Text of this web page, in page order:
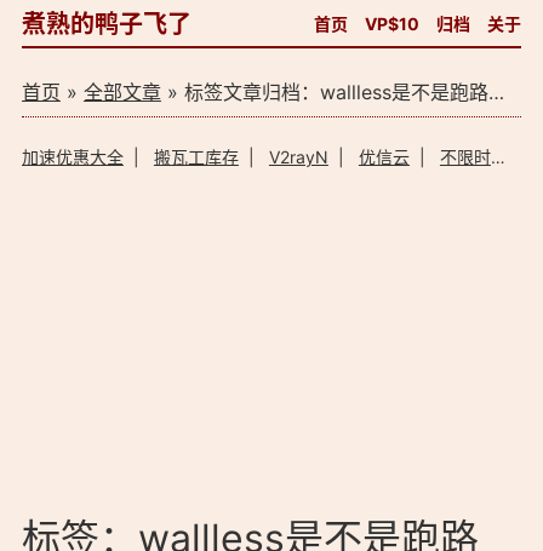
煮熟的鸭子飞了 首页 VP$10 归档 关于
首页 » 全部文章» 标签文章归档：wallless是不是跑路了？（1）
加速优惠大全| 搬瓦工库存| V2rayN 优信云| 不限时加速器
标签：wallless是不是跑路